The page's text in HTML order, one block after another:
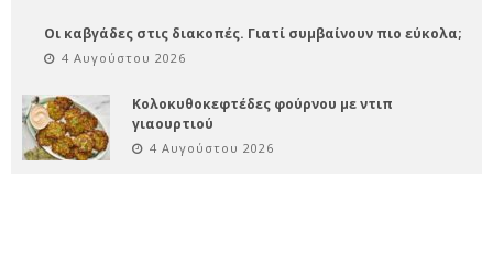
Οι καβγάδες στις διακοπές. Γιατί συμβαίνουν πιο εύκολα;
4 Αυγούστου 2026
Κολοκυθοκεφτέδες φούρνου με ντιπ
γιαουρτιού
4 Αυγούστου 2026